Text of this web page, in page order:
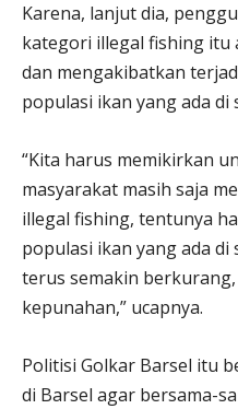
Karena, lanjut dia,
kategori illegal fishing itu
dan mengakibatkan
populasi ikan yang ada di
“Kita harus memikirkan
masyarakat masih saja
illegal fishing, tentunya
populasi ikan yang ada
terus semakin
kepunahan,” ucapnya.
Politisi Golkar Barsel itu
di Barsel agar bersama-